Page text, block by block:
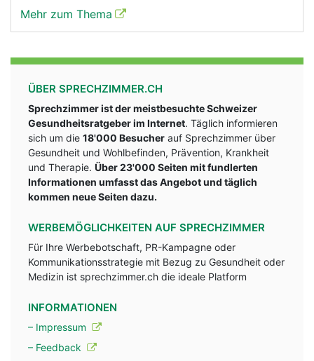
Mehr zum Thema
ÜBER SPRECHZIMMER.CH
Sprechzimmer ist der meistbesuchte Schweizer
Gesundheitsratgeber im Internet. Täglich informieren
sich um die 18'000 Besucher auf Sprechzimmer über
Gesundheit und Wohlbefinden, Prävention, Krankheit
und Therapie. Über 23'000 Seiten mit fundlerten
Informationen umfasst das Angebot und täglich
kommen neue Seiten dazu.
WERBEMÖGLICHKEITEN AUF SPRECHZIMMER
Für Ihre Werbebotschaft, PR-Kampagne oder
Kommunikationsstrategie mit Bezug zu Gesundheit oder
Medizin ist sprechzimmer.ch die ideale Platform
INFORMATIONEN
– Impressum
– Feedback